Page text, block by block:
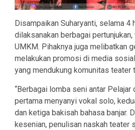
Disampaikan Suharyanti, selama 4
dilaksanakan berbagai
UMKM. Pihaknya juga melibatkan
melakukan promosi di media
yang mendukung komunitas teater
“Berbagai lomba seni antar Pelajar
pertama menyanyi vokal solo,
dan ketiga bakisah bahasa banjar.
kesenian, penulisan naskah teater